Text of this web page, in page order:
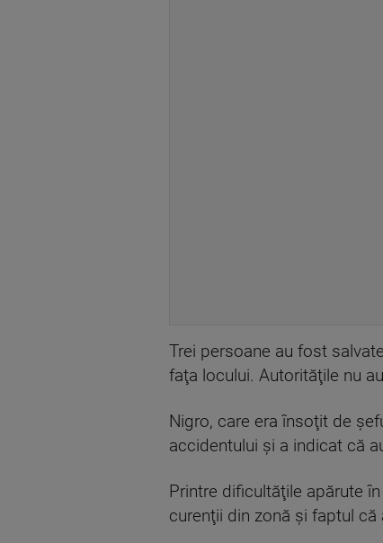
Trei persoane au fost
faţa locului. Autorităţile nu
Nigro, care era însoţit de
accidentului şi a indicat că
Printre dificultăţile apărute
curenţii din zonă şi faptul